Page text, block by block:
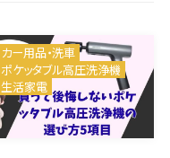
カー用品・洗車
ポケッタブル高圧洗浄機
生活家電